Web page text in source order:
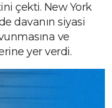
çekti. New York
davanın siyasi
ve
yer verdi.